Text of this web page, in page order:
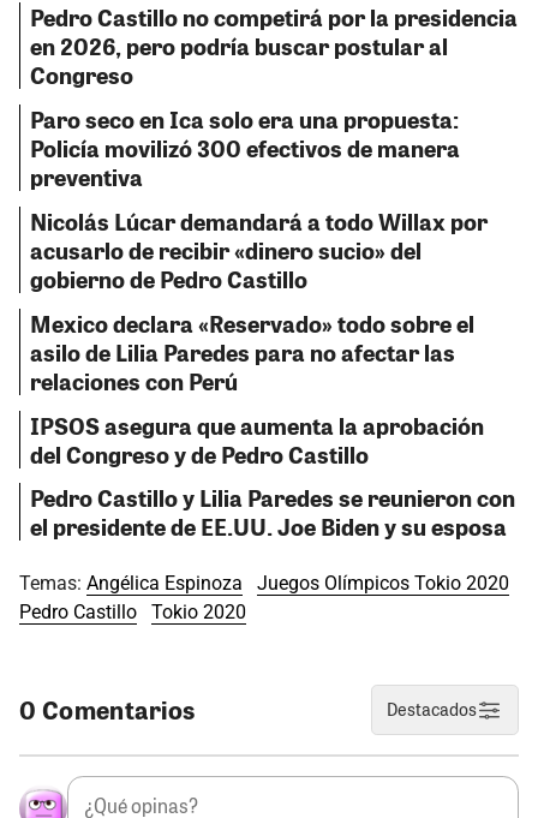
Pedro Castillo no competirá por la presidencia
en 2026, pero podría buscar postular al
Congreso
Paro seco en Ica solo era una propuesta:
Policía movilizó 300 efectivos de manera
preventiva
Nicolás Lúcar demandará a todo Willax por
acusarlo de recibir «dinero sucio» del
gobierno de Pedro Castillo
Mexico declara «Reservado» todo sobre el
asilo de Lilia Paredes para no afectar las
relaciones con Perú
IPSOS asegura que aumenta la aprobación
del Congreso y de Pedro Castillo
Pedro Castillo y Lilia Paredes se reunieron con
el presidente de EE.UU. Joe Biden y su esposa
Temas: Angélica Espinoza
Juegos Olímpicos Tokio 2020
Pedro Castillo
Tokio 2020
0 Comentarios Destacados